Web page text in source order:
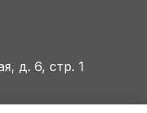
д. 6, стр. 1